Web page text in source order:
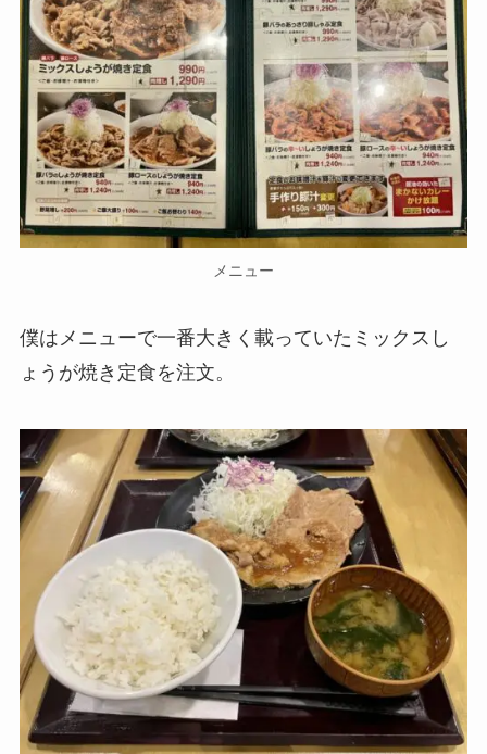
メニュー
僕はメニューで一番大きく載っていたミックスし
ょうが焼き定食を注文。